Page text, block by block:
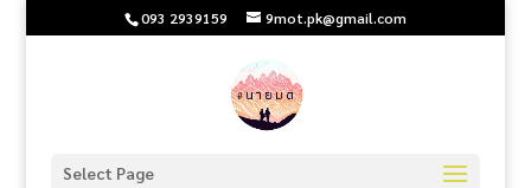
093 2939159 9mot.pk@gmail.com
Select Page